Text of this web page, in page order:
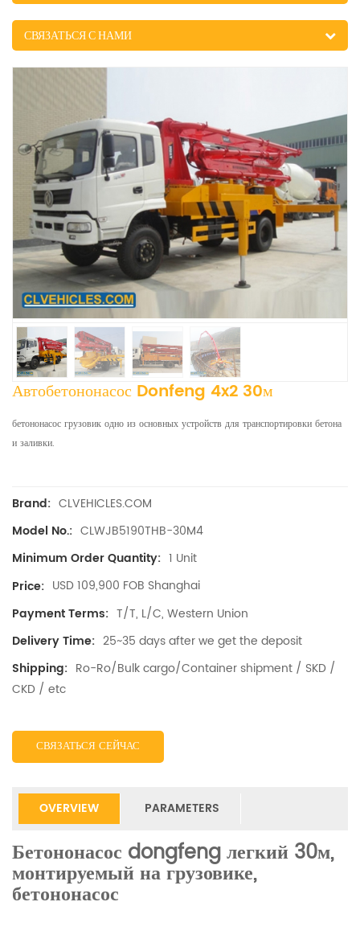
СВЯЗАТЬСЯ С НАМИ
Автобетононасос Donfeng 4x2 30м
бетононасос грузовик одно из основных устройств для транспортировки бетона
и заливки.
Brand: CLVEHICLES.COM
Model No.: CLWJB5190THB-30M4
Minimum Order Quantity: 1 Unit
Price: USD 109,900 FOB Shanghai
Payment Terms: T/T, L/C, Western Union
Delivery Time: 25~35 days after we get the deposit
Shipping: Ro-Ro/Bulk cargo/Container shipment / SKD /
CKD / etc
СВЯЗАТЬСЯ СЕЙЧАС
OVERVIEW PARAMETERS
Бетононасос dongfeng легкий 30м,
монтируемый на грузовике,
бетононасос